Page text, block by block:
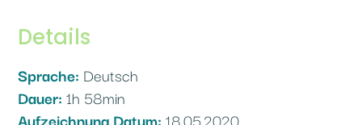
Details
Sprache: Deutsch
Dauer: 1h 58min